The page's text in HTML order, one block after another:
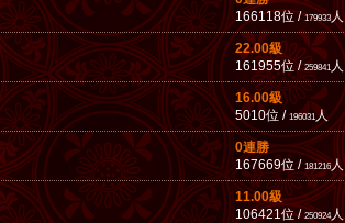
166118位 /179933人
22.00級
161955位 /259841 人
16.00級
5010位 / 196031人
0連勝
167669位 / 181216人
11.00級
106421位 /250924人